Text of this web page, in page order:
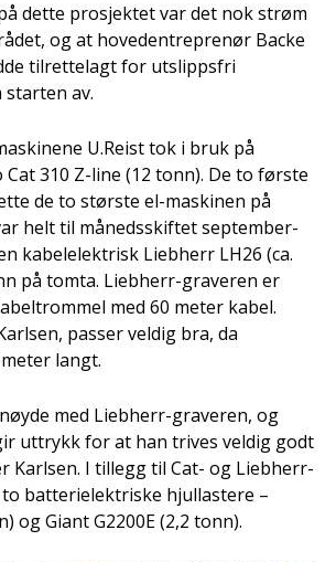
dette prosjektet var det nok strøm
og at hovedentreprenør Backe
tilrettelagt for utslippsfri
av.
U.Reist tok i bruk på
310 Z-line (12 tonn). De to første
de to største el-maskinen på
helt til månedsskiftet september-
kabelelektrisk Liebherr LH26 (ca.
på tomta. Liebherr-graveren er
med 60 meter kabel.
passer veldig bra, da
langt.
med Liebherr-graveren, og
uttrykk for at han trives veldig godt
Karlsen. I tillegg til Cat- og Liebherr-
batterielektriske hjullastere –
og Giant G2200E (2,2 tonn).